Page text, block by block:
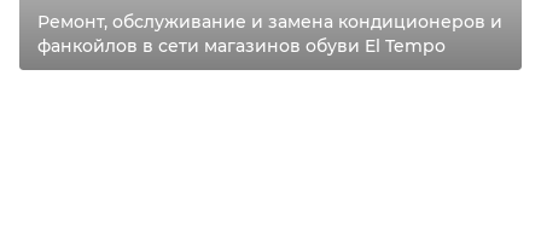
Ремонт, обслуживание и замена кондиционеров и
фанкойлов в сети магазинов обуви El Tempo